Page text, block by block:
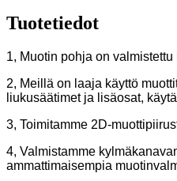
Tuotetiedot
1, Muotin pohja on
2, Meillä on laaja käyttö
liukusäätimet ja lisäosat,
3, Toimitamme 2D-
4, Valmistamme
ammattimaisempia